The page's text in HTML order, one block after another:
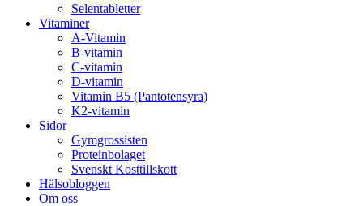
Selentabletter
Vitaminer
A-Vitamin
B-vitamin
C-vitamin
D-vitamin
Vitamin B5 (Pantotensyra)
K2-vitamin
Sidor
Gymgrossisten
Proteinbolaget
Svenskt Kosttillskott
Hälsobloggen
Om oss